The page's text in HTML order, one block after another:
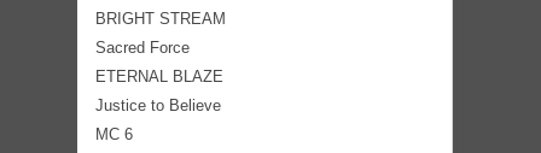
BRIGHT STREAM
Sacred Force
ETERNAL BLAZE
Justice to Believe
MC 6